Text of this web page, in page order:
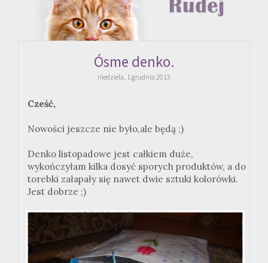
Ósme denko.
niedziela, 1 grudnia 2013
Cześć,
Nowości jeszcze nie było,ale będą ;)
Denko listopadowe jest całkiem duże,
wykończyłam kilka dosyć sporych produktów, a do
torebki załapały się nawet dwie sztuki kolorówki.
Jest dobrze ;)